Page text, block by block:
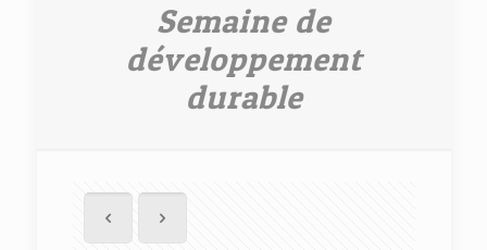
Semaine de
développement
durable